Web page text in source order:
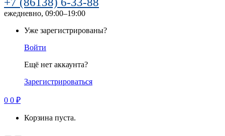
ежедневно, 09:00–19:00
Уже зарегистрированы?
Войти
Ещё нет аккаунта?
Зарегистрироваться
0 0 ₽
Корзина пуста.